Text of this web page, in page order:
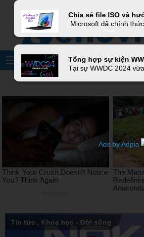
6
Ads by Adpia
Tin tức , Khoa học - Đời sống